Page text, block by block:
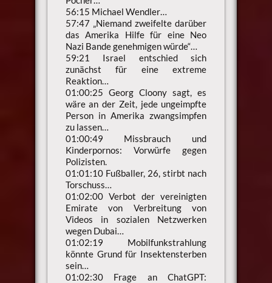
56:15 Michael Wendler…
57:47 „Niemand zweifelte darüber
das Amerika Hilfe für eine Neo
Nazi Bande genehmigen würde“…
59:21 Israel entschied sich
zunächst für eine extreme
Reaktion…
01:00:25 Georg Cloony sagt, es
wäre an der Zeit, jede ungeimpfte
Person in Amerika zwangsimpfen
zu lassen…
01:00:49 Missbrauch und
Kinderpornos: Vorwürfe gegen
Polizisten.
01:01:10 Fußballer, 26, stirbt nach
Torschuss…
01:02:00 Verbot der vereinigten
Emirate von Verbreitung von
Videos in sozialen Netzwerken
wegen Dubai…
01:02:19 Mobilfunkstrahlung
könnte Grund für Insektensterben
sein…
01:02:30 Frage an ChatGPT: